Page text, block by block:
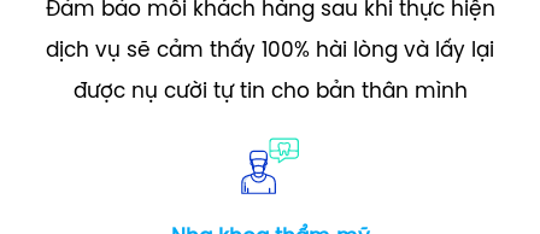
Đảm bảo mỗi khách hàng sau khi thực hiện
dịch vụ sẽ cảm thấy 100% hài lòng và lấy lại
được nụ cười tự tin cho bản thân mình